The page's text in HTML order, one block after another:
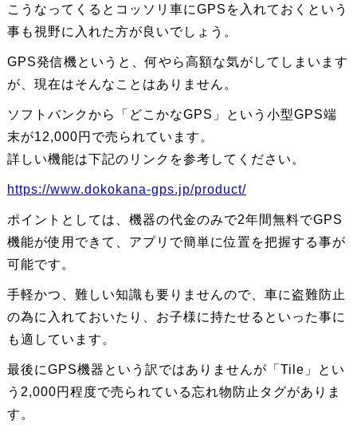
こうなってくるとコッソリ車にGPSを入れておくという
事も視野に入れた方が良いでしょう。
GPS発信機というと、何やら高額な気がしてしまいます
が、現在はそんなことはありません。
ソフトバンクから「どこかなGPS」という小型GPS端
末が12,000円で売られています。
詳しい機能は下記のリンクを参考してください。
https://www.dokokana-gps.jp/product/
ポイントとしては、機器の代金のみで2年間無料でGPS
機能が使用できて、アプリで簡単に位置を把握する事が
可能です。
手軽かつ、難しい知識も要りませんので、車に盗難防止
の為に入れておいたり、お子様に持たせるといった事に
も適しています。
最後にGPS機器という訳ではありませんが「Tile」とい
う2,000円程度で売られている忘れ物防止タグがありま
す。